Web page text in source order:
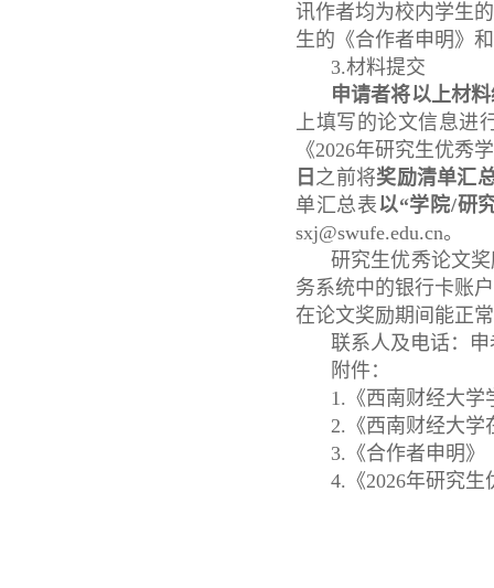
讯作者均为校内学生
生的《合作者申明》
3.材料提交
申请者将以上材
上填写的论文信息进
《2026年研究生优秀
日 之前将奖励清单汇
单汇总表以“学院/研
sxj@swufe.edu.cn。
研究生优秀论文
务系统中的银行卡账
在论文奖励期间能正
联系人及电话：申
附件：
1.《西南财经大学
2.《西南财经大学
3.《合作者申明》
4.《2026年研究